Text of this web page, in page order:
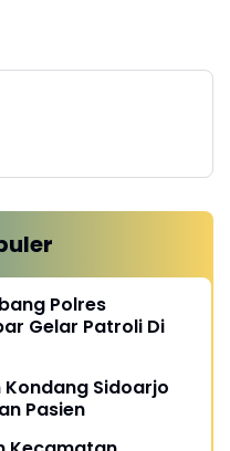
Polres
Gelar Patroli Di
Kondang Sidoarjo
Pasien